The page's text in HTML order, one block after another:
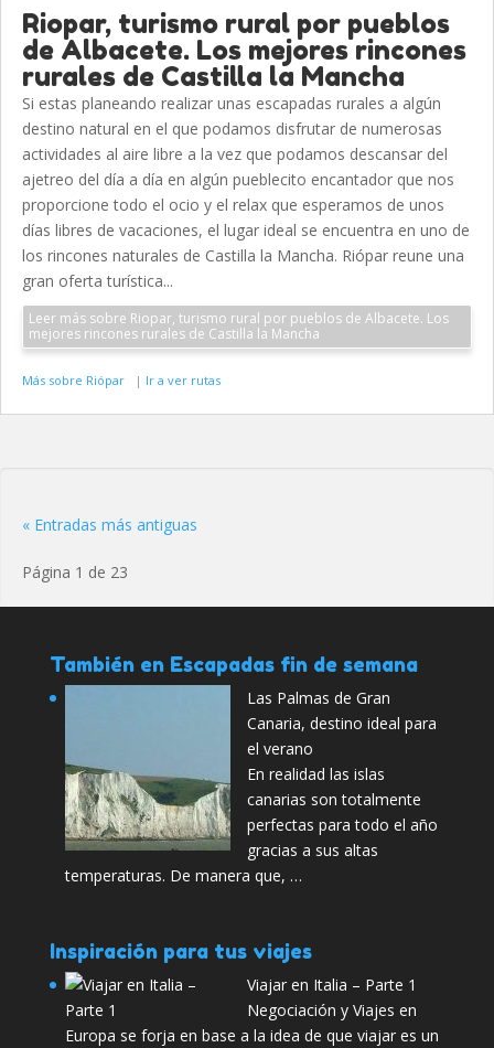
Riopar, turismo rural por pueblos
de Albacete. Los mejores rincones
rurales de Castilla la Mancha
Si estas planeando realizar unas escapadas rurales a algún
destino natural en el que podamos disfrutar de numerosas
actividades al aire libre a la vez que podamos descansar del
ajetreo del día a día en algún pueblecito encantador que nos
proporcione todo el ocio y el relax que esperamos de unos
días libres de vacaciones, el lugar ideal se encuentra en uno de
los rincones naturales de Castilla la Mancha. Riópar reune una
gran oferta turística...
Leer más sobre Riopar, turismo rural por pueblos de Albacete. Los
mejores rincones rurales de Castilla la Mancha
Más sobre Riópar | Ir a ver rutas
« Entradas más antiguas
Página 1 de 23
También en Escapadas fin de semana
Las Palmas de Gran
Canaria, destino ideal para
el verano
En realidad las islas
canarias son totalmente
perfectas para todo el año
gracias a sus altas
temperaturas. De manera que, …
Inspiración para tus viajes
Viajar en Italia – Parte 1
Negociación y Viajes en
Europa se forja en base a la idea de que viajar es un